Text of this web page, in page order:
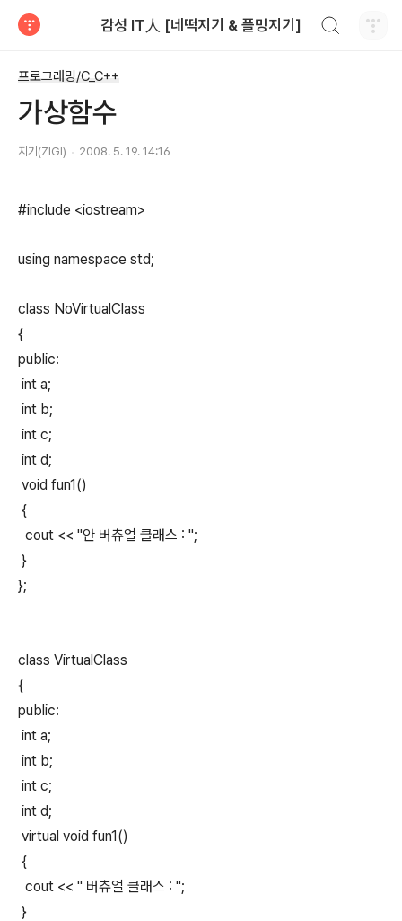
감성 IT人 [네떡지기 & 플밍지기]
프로그래밍/C_C++
가상함수
지기(ZIGI) 2008. 5. 19. 14:16
#include <iostream>
using namespace std;
class NoVirtualClass
{
public:
int a;
int b;
int c;
int d;
void fun1()
{
cout << "안 버츄얼 클래스 : ";
}
};
class VirtualClass
{
public:
int a;
int b;
int c;
int d;
virtual void fun1()
{
cout << " 버츄얼 클래스 : ";
}